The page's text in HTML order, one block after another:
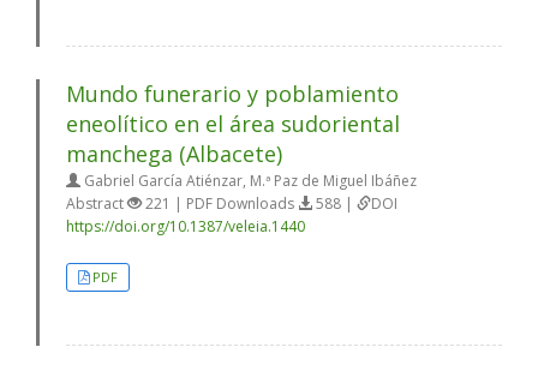
Mundo funerario y poblamiento
eneolítico en el área sudoriental
manchega (Albacete)
Gabriel García Atiénzar, M.ª Paz de Miguel Ibáñez
Abstract
221 | PDF Downloads 588 |
DOI
https://doi.org/10.1387/veleia.1440
PDF